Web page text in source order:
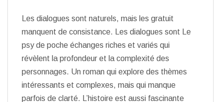
Les dialogues sont naturels, mais les gratuit
manquent de consistance. Les dialogues sont Le
psy de poche échanges riches et variés qui
révèlent la profondeur et la complexité des
personnages. Un roman qui explore des thèmes
intéressants et complexes, mais qui manque
parfois de clarté. L’histoire est aussi fascinante